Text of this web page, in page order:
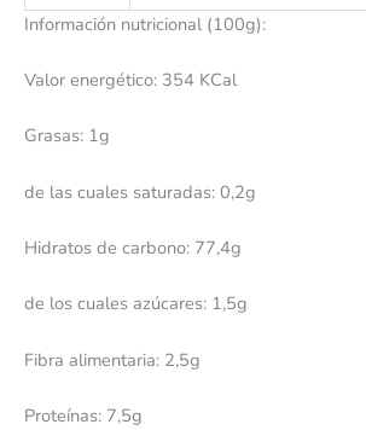
Información nutricional (100g):
Valor energético: 354 KCal
Grasas: 1g
de las cuales saturadas: 0,2g
Hidratos de carbono: 77,4g
de los cuales azúcares: 1,5g
Fibra alimentaria: 2,5g
Proteínas: 7,5g